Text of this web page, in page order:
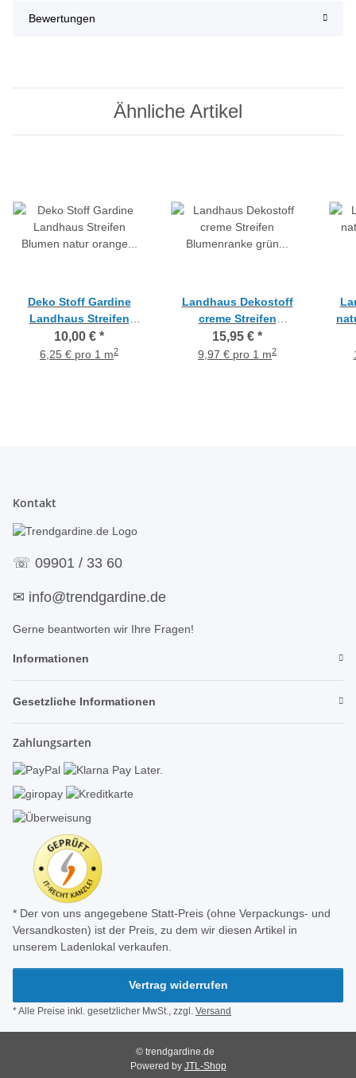
Bewertungen
Ähnliche Artikel
Deko Stoff Gardine
Landhaus Streifen
Blumen natur orange
blickdicht, Meterware
10,00 € *
6,25 € pro 1 m2
Landhaus Dekostoff
creme Streifen
Blumenranke grün lila
blickdicht, Meterware
15,95 € *
9,97 € pro 1 m2
Kontakt
☏ 09901 / 33 60
✉ info@trendgardine.de
Gerne beantworten wir Ihre Fragen!
Informationen
Gesetzliche Informationen
Zahlungsarten
* Der von uns angegebene Statt-Preis (ohne Verpackungs- und
Versandkosten) ist der Preis, zu dem wir diesen Artikel in
unserem Ladenlokal verkaufen.
Vertrag widerrufen
* Alle Preise inkl. gesetzlicher MwSt., zzgl. Versand
© trendgardine.de
Powered by JTL-Shop